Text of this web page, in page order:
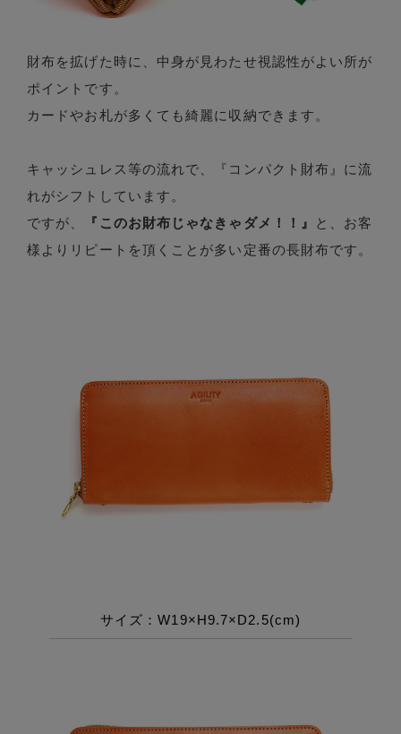
財布を拡げた時に、中身が見わたせ視認性がよい所が
ポイントです。
カードやお札が多くても綺麗に収納できます。
キャッシュレス等の流れで、『コンパクト財布』に流
れがシフトしています。
ですが、
『このお財布じゃなきゃダメ！！』
と、お客
様よりリピートを頂くことが多い定番の長財布です。